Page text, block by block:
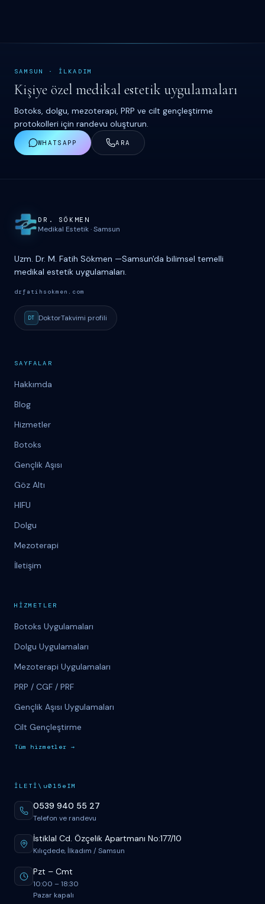
SAMSUN · İ LKADIM
Kişiye özel medikal estetik uygulamaları
Botoks, dolgu, mezoterapi, PRP ve cilt gençleştirme
protokolleri için randevu oluşturun.
WHATSAPP ARA
Site haritası ve iletişim
DR. S Ö KMEN
Medikal Estetik·Samsun
Uzm. Dr. M. Fatih Sökmen —Samsun'da bilimsel temelli
medikal estetik uygulamaları.
drfatihsokmen.com
DT DoktorTakvimi profili
SAYFALAR
Hakkımda
Blog
Hizmetler
Botoks
Gençlik Aşısı
Göz Altı
HIFU
Dolgu
Mezoterapi
İletişim
H İ ZMETLER
Botoks Uygulamaları
Dolgu Uygulamaları
Mezoterapi Uygulamaları
PRP / CGF / PRF
Gençlik Aşısı Uygulamaları
Cilt Gençleştirme
Tüm hizmetler →
İ LET İ \u015eIM
0539 940 55 27
Telefon ve randevu
İstiklal Cd. Özçelik Apartmanı No:177/10
Kılıçdede, İlkadım / Samsun
Pzt – Cmt
10:00 – 18:30
Pazar kapalı